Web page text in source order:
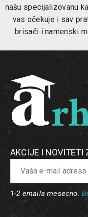
našu specijalizovanu
vas očekuje i sav
brisači i namenski
AKCIJE I NOVITETI
1-2 emaila mesecno.